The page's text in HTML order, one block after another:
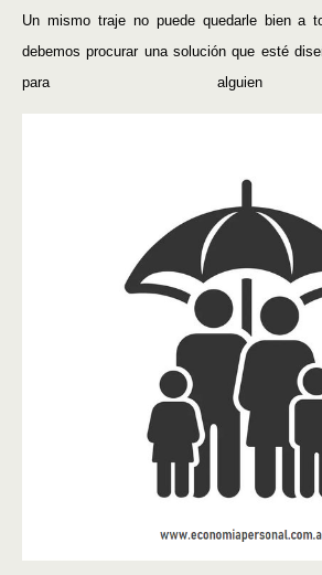
Un mismo traje no puede quedarle bien a
debemos procurar una solución que esté
para